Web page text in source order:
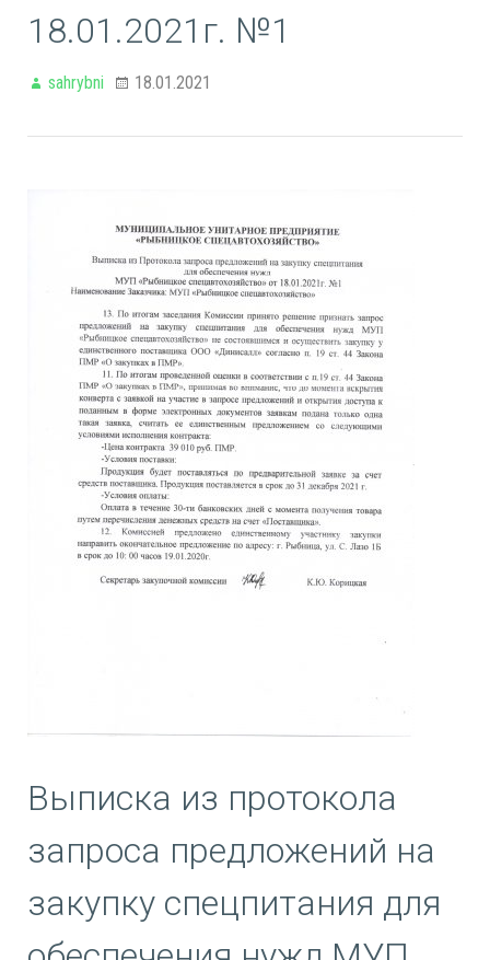
18.01.2021г. №1
sahrybni 18.01.2021
Выписка из протокола
запроса предложений на
закупку спецпитания для